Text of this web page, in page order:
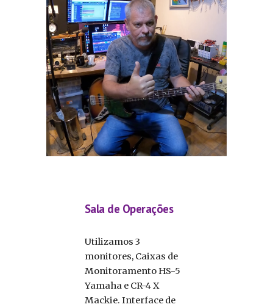
Sala de Operações
Utilizamos 3
monitores, Caixas de
Monitoramento HS-5
Yamaha e CR-4 X
Mackie. Interface de